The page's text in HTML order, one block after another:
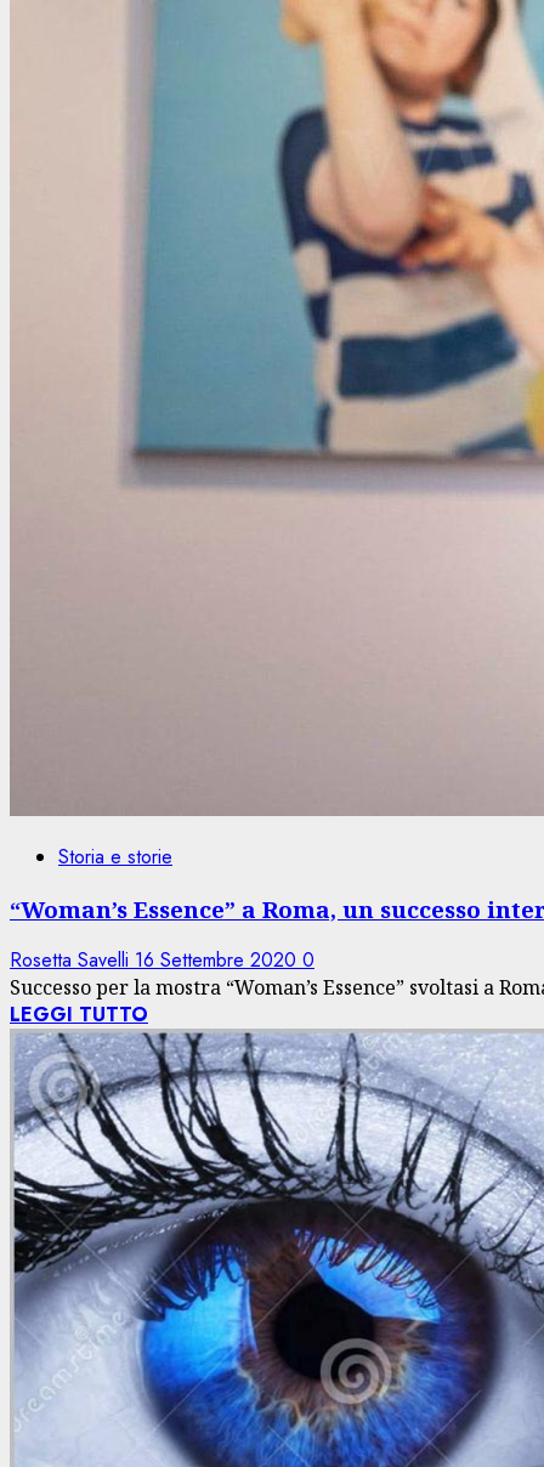
Storia e storie
“Woman’s Essence” a Roma, un successo
Rosetta Savelli 16 Settembre 2020 0
Successo per la mostra “Woman’s Essence” svoltasi a
LEGGI TUTTO